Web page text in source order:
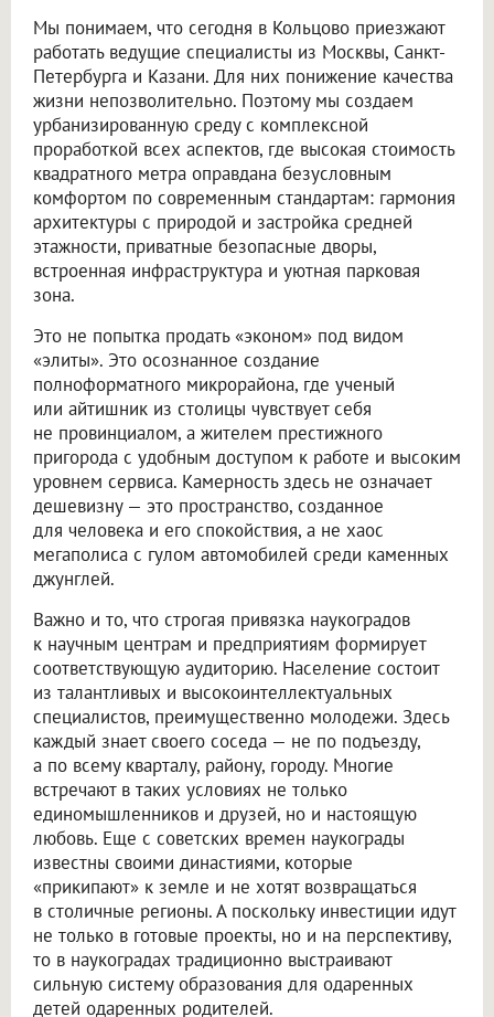
Мы понимаем, что сегодня в Кольцово приезжают
работать ведущие специалисты из Москвы, Санкт-
Петербурга и Казани. Для них понижение качества
жизни непозволительно. Поэтому мы создаем
урбанизированную среду с комплексной
проработкой всех аспектов, где высокая стоимость
квадратного метра оправдана безусловным
комфортом по современным стандартам: гармония
архитектуры с природой и застройка средней
этажности, приватные безопасные дворы,
встроенная инфраструктура и уютная парковая
зона.
Это не попытка продать «эконом» под видом
«элиты». Это осознанное создание
полноформатного микрорайона, где ученый
или айтишник из столицы чувствует себя
не провинциалом, а жителем престижного
пригорода с удобным доступом к работе и высоким
уровнем сервиса. Камерность здесь не означает
дешевизну — это пространство, созданное
для человека и его спокойствия, а не хаос
мегаполиса с гулом автомобилей среди каменных
джунглей.
Важно и то, что строгая привязка наукоградов
к научным центрам и предприятиям формирует
соответствующую аудиторию. Население состоит
из талантливых и высокоинтеллектуальных
специалистов, преимущественно молодежи. Здесь
каждый знает своего соседа — не по подъезду,
а по всему кварталу, району, городу. Многие
встречают в таких условиях не только
единомышленников и друзей, но и настоящую
любовь. Еще с советских времен наукограды
известны своими династиями, которые
«прикипают» к земле и не хотят возвращаться
в столичные регионы. А поскольку инвестиции идут
не только в готовые проекты, но и на перспективу,
то в наукоградах традиционно выстраивают
сильную систему образования для одаренных
детей одаренных родителей.